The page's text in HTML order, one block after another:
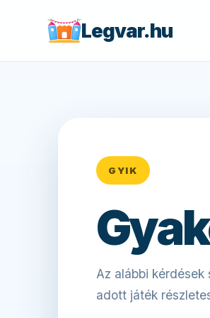
Legvar.hu
GYIK
Az alábbi
adott játék